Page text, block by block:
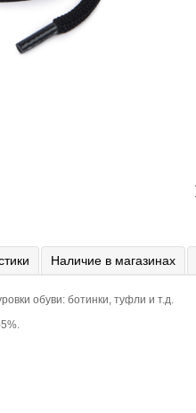
Наличие в магазинах
обуви: ботинки, туфли и т.д.